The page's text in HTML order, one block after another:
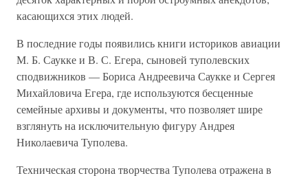
касающихся этих людей.
В последние годы появились книги историков авиации
М. Б. Саукке и В. С. Егера, сыновей туполевских
сподвижников — Бориса Андреевича Саукке и Сергея
Михайловича Егера, где используются бесценные
семейные архивы и документы, что позволяет шире
взглянуть на исключительную фигуру Андрея
Николаевича Туполева.
Техническая сторона творчества Туполева отражена в